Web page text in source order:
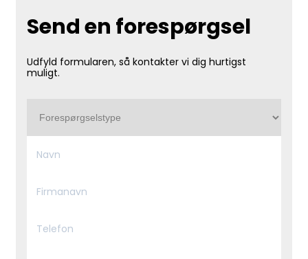
Send en forespørgsel
Udfyld formularen, så kontakter vi dig hurtigst
muligt.